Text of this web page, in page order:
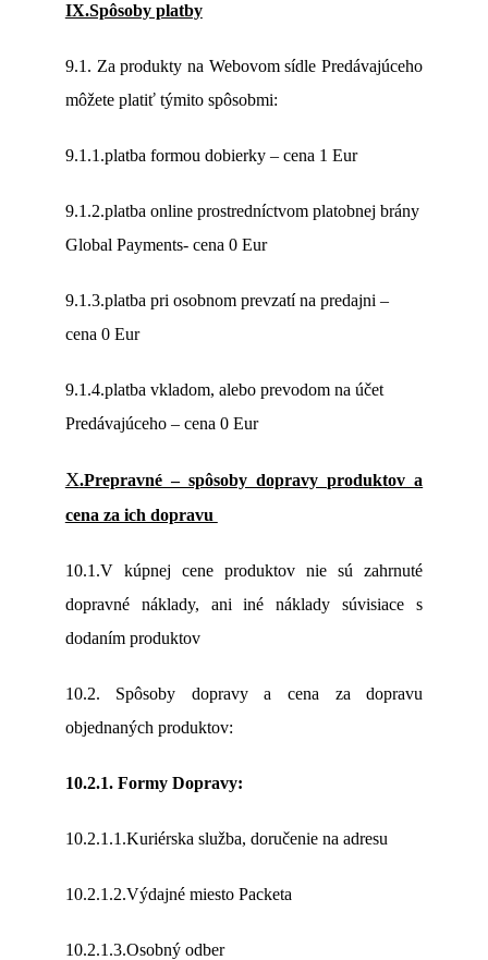
IX.Spôsoby platby
9.1. Za produkty na Webovom sídle Predávajúceho
môžete platiť týmito spôsobmi:
9.1.1.platba formou dobierky – cena 1 Eur
9.1.2.platba online prostredníctvom platobnej brány
Global Payments- cena 0 Eur
9.1.3.platba pri osobnom prevzatí na predajni –
cena 0 Eur
9.1.4.platba vkladom, alebo prevodom na účet
Predávajúceho – cena 0 Eur
X.Prepravné – spôsoby dopravy produktov a
cena za ich dopravu
10.1.V kúpnej cene produktov nie sú zahrnuté
dopravné náklady, ani iné náklady súvisiace s
dodaním produktov
10.2. Spôsoby dopravy a cena za dopravu
objednaných produktov:
10.2.1. Formy Dopravy:
10.2.1.1.Kuriérska služba, doručenie na adresu
10.2.1.2.Výdajné miesto Packeta
10.2.1.3.Osobný odber